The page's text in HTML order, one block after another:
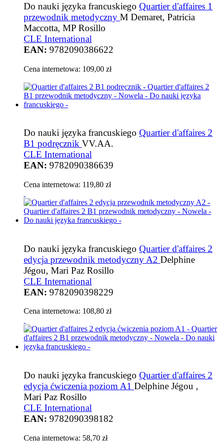
Do nauki języka francuskiego Quartier d'affaires 1
przewodnik metodyczny M Demaret, Patricia
Maccotta, MP Rosillo
CLE International
EAN: 9782090386622
Cena internetowa: 109,00 zł
Do nauki języka francuskiego Quartier d'affaires 2
B1 podręcznik VV.AA.
CLE International
EAN: 9782090386639
Cena internetowa: 119,80 zł
Do nauki języka francuskiego Quartier d'affaires 2
edycja przewodnik metodyczny A2 Delphine
Jégou, Mari Paz Rosillo
CLE International
EAN: 9782090398229
Cena internetowa: 108,80 zł
Do nauki języka francuskiego Quartier d'affaires 2
edycja ćwiczenia poziom A1 Delphine Jégou ,
Mari Paz Rosillo
CLE International
EAN: 9782090398182
Cena internetowa: 58,70 zł